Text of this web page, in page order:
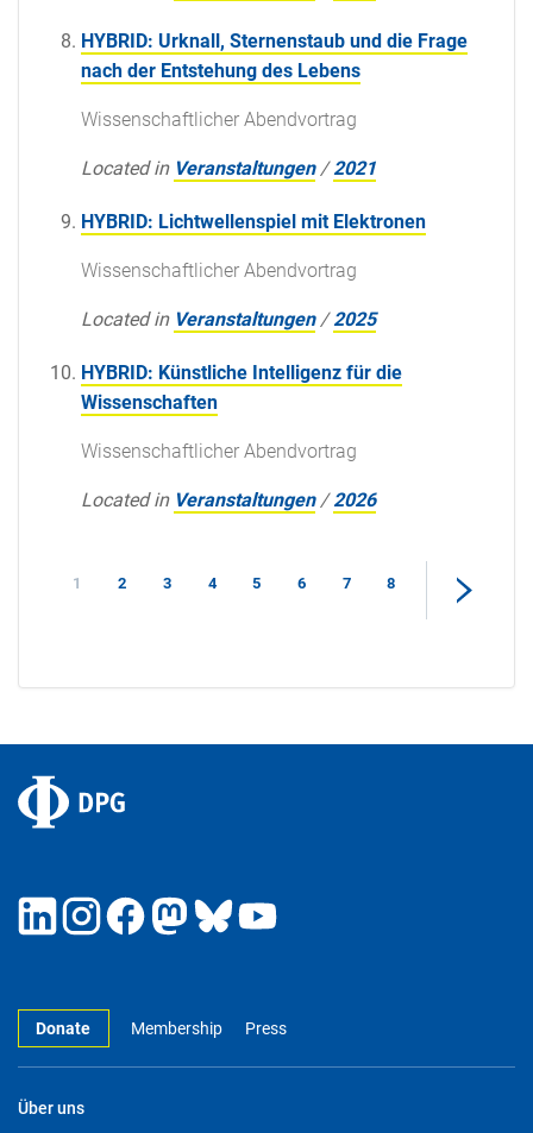
HYBRID: Urknall, Sternenstaub und die Frage
nach der Entstehung des Lebens
Wissenschaftlicher Abendvortrag
Located in Veranstaltungen /2021
HYBRID: Lichtwellenspiel mit Elektronen
Wissenschaftlicher Abendvortrag
Located in Veranstaltungen /2025
HYBRID: Künstliche Intelligenz für die
Wissenschaften
Wissenschaftlicher Abendvortrag
Located in Veranstaltungen /2026
1 2 3 4 5 6 7 8
Donate Membership Press
Über uns